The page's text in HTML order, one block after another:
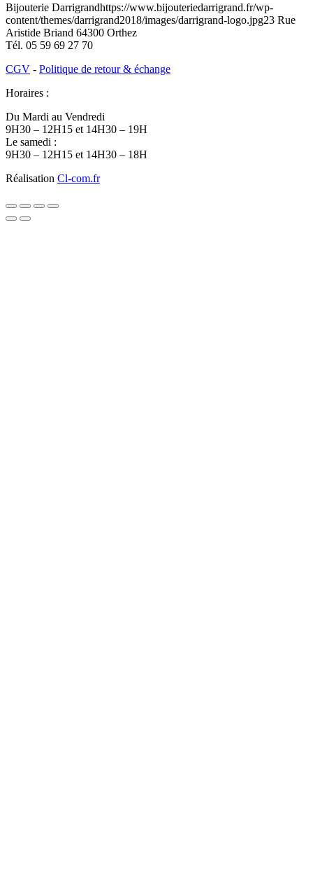
Bijouterie Darrigrandhttps://www.bijouteriedarrigrand.fr/wp-
content/themes/darrigrand2018/images/darrigrand-logo.jpg23 Rue
Aristide Briand 64300 Orthez
Tél. 05 59 69 27 70
CGV - Politique de retour & échange
Horaires :
Du Mardi au Vendredi
9H30 – 12H15 et 14H30 – 19H
Le samedi :
9H30 – 12H15 et 14H30 – 18H
Réalisation Cl-com.fr